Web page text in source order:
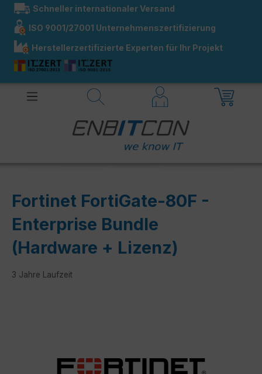
springen
Schneller internationaler Versand
ISO 9001/27001 Unternehmenszertifizierung
Herstellerzertifizierte Experten für Ihr Projekt
Fortinet FortiGate-80F -
Enterprise Bundle
(Hardware + Lizenz)
3 Jahre Laufzeit